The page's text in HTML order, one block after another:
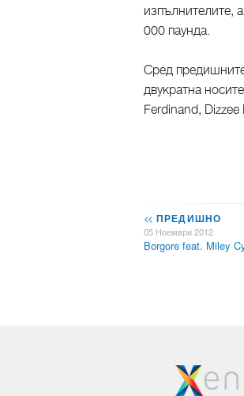
изпълнителите,
000 паунда.
Сред
двукратна
Ferdinand,
<< ПРЕДИШНО
05 Ноември 2012
Borgore feat. Miley